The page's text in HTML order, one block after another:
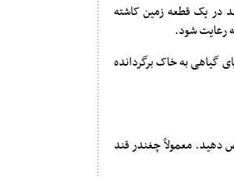
در یک قطعه زمین کاشته
گیاهی به خاک برگردانده
دهید. معمولاً چغندر قند